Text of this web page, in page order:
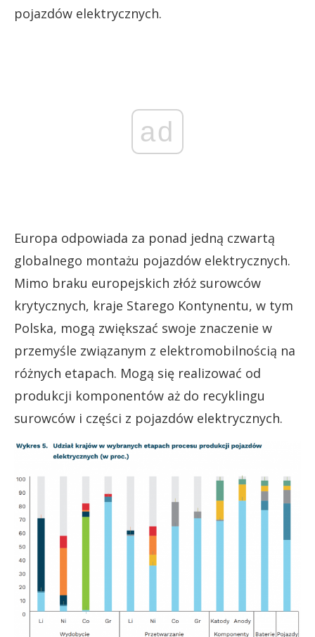
pojazdów elektrycznych.
ad
Europa odpowiada za ponad jedną czwartą
globalnego montażu pojazdów elektrycznych.
Mimo braku europejskich złóż surowców
krytycznych, kraje Starego Kontynentu, w tym
Polska, mogą zwiększać swoje znaczenie w
przemyśle związanym z elektromobilnością na
różnych etapach. Mogą się realizować od
produkcji komponentów aż do recyklingu
surowców i części z pojazdów elektrycznych.